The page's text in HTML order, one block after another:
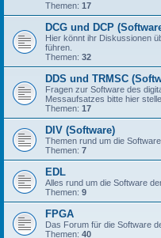
Themen: 17
DCG und DCP
Hier könnt ihr Diskussionen
führen.
Themen: 32
DDS und TRMSC
Fragen zur Software des
Messaufsatzes bitte hier
Themen: 17
DIV (Software)
Themen rund um die
Themen: 7
EDL
Alles rund um die Software
Themen: 9
FPGA
Das Forum für die Software
Themen: 40